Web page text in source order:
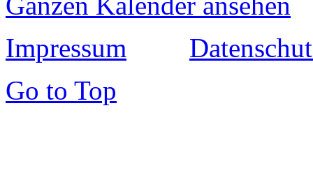
Impressum
Go to Top